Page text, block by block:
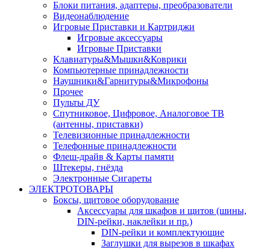
Блоки питания, адаптеры, преобразователи
Видеонаблюдение
Игровые Приставки и Картриджи
Игровые аксессуары
Игровые Приставки
Клавиатуры&Мышки&Коврики
Компьютерные принадлежности
Наушники&Гарнитуры&Микрофоны
Прочее
Пульты ДУ
Спутниковое, Цифровое, Аналоговое ТВ
(антенны, приставки)
Телевизионные принадлежности
Телефонные принадлежности
Флеш-драйв & Карты памяти
Штекеры, гнёзда
Электронные Сигареты
ЭЛЕКТРОТОВАРЫ
Боксы, щитовое оборудование
Аксессуары для шкафов и щитов (шины,
DIN-рейки, наклейки и пр.)
DIN-рейки и комплектующие
Заглушки для вырезов в шкафах